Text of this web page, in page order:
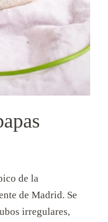
de la
de Madrid. Se
irregulares,